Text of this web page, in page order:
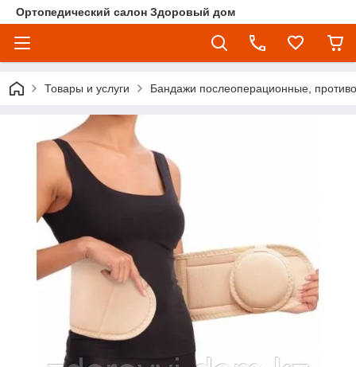
Ортопедический салон Здоровый дом
Товары и услуги Бандажи послеоперационные,